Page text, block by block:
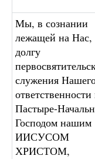
Мы, в сознании
лежащей на Нас,
долгу
служения
ответственности
Пастыре-
Господом нашим
ИИСУСОМ
ХРИСТОМ,